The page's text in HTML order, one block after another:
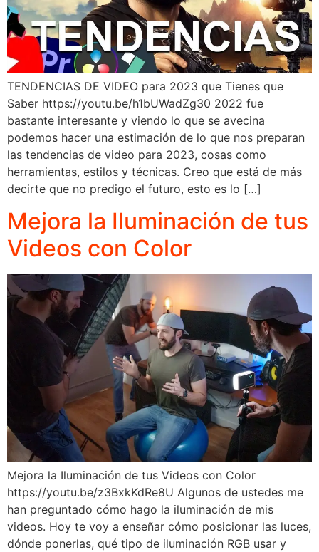
TENDENCIAS DE VIDEO para 2023 que Tienes que
Saber https://youtu.be/h1bUWadZg30 2022 fue
bastante interesante y viendo lo que se avecina
podemos hacer una estimación de lo que nos preparan
las tendencias de video para 2023, cosas como
herramientas, estilos y técnicas. Creo que está de más
decirte que no predigo el futuro, esto es lo […]
Mejora la Iluminación de tus
Videos con Color
Mejora la Iluminación de tus Videos con Color
https://youtu.be/z3BxkKdRe8U Algunos de ustedes me
han preguntado cómo hago la iluminación de mis
videos. Hoy te voy a enseñar cómo posicionar las luces,
dónde ponerlas, qué tipo de iluminación RGB usar y